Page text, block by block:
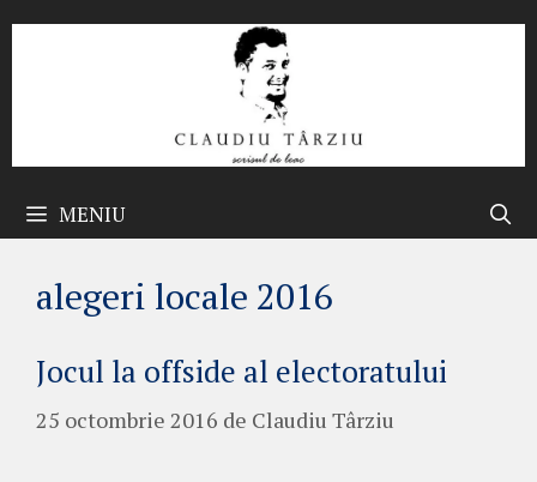
MENIU
alegeri locale 2016
Jocul la offside al electoratului
25 octombrie 2016 de Claudiu Târziu